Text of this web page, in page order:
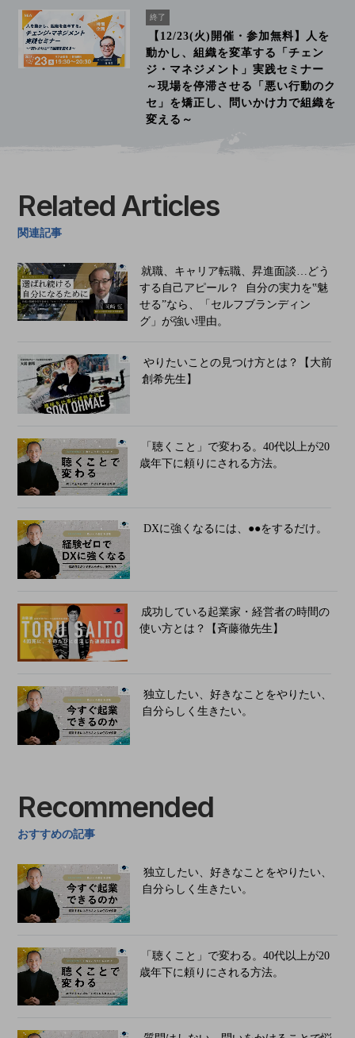
終了
【12/23(火)開催・参加無料】人を
動かし、組織を変革する「チェン
ジ・マネジメント」実践セミナー
～現場を停滞させる「悪い行動のク
セ」を矯正し、問いかけ力で組織を
変える～
Related Articles
関連記事
​​​​​​就職、キャリア転職、昇進面談…どう
する自己アピール？ 自分の実力を‟魅
せる”なら、「セルフブランディン
グ」が強い理由。
やりたいことの見つけ方とは？【大前
創希先生】
「聴くこと」で変わる。40代以上が20
歳年下に頼りにされる方法。
DXに強くなるには、●●をするだけ。
成功している起業家・経営者の時間の
使い方とは？【斉藤徹先生】
独立したい、好きなことをやりたい、
自分らしく生きたい。
Recommended
おすすめの記事
独立したい、好きなことをやりたい、
自分らしく生きたい。
「聴くこと」で変わる。40代以上が20
歳年下に頼りにされる方法。